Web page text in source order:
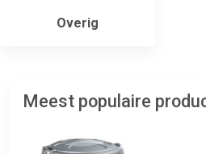
Overig
Meest populaire